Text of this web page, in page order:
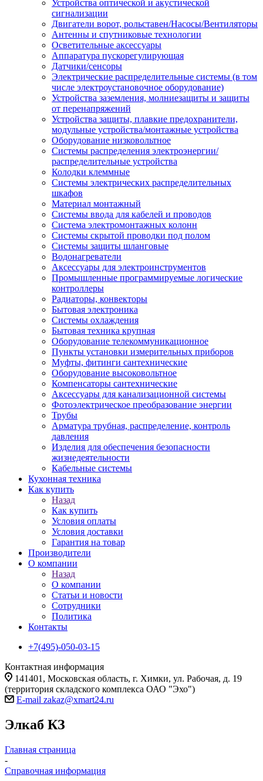
Устройства оптической и акустической
сигнализации
Двигатели ворот, рольставен/Насосы/Вентиляторы
Антенны и спутниковые технологии
Осветительные аксессуары
Аппаратура пускорегулирующая
Датчики/сенсоры
Электрические распределительные системы (в том
числе электроустановочное оборудование)
Устройства заземления, молниезащиты и защиты
от перенапряжений
Устройства защиты, плавкие предохранители,
модульные устройства/монтажные устройства
Оборудование низковольтное
Системы распределения электроэнергии/
распределительные устройства
Колодки клеммные
Системы электрических распределительных
шкафов
Материал монтажный
Системы ввода для кабелей и проводов
Система электромонтажных колонн
Системы скрытой проводки под полом
Системы защиты шланговые
Водонагреватели
Аксессуары для электроинструментов
Промышленные программируемые логические
контроллеры
Радиаторы, конвекторы
Бытовая электроника
Системы охлаждения
Бытовая техника крупная
Оборудование телекоммуникационное
Пункты установки измерительных приборов
Муфты, фитинги сантехнические
Оборудование высоковольтное
Компенсаторы сантехнические
Аксессуары для канализационной системы
Фотоэлектрическое преобразование энергии
Трубы
Арматура трубная, распределение, контроль
давления
Изделия для обеспечения безопасности
жизнедеятельности
Кабельные системы
Кухонная техника
Как купить
Назад
Как купить
Условия оплаты
Условия доставки
Гарантия на товар
Производители
О компании
Назад
О компании
Статьи и новости
Сотрудники
Политика
Контакты
+7(495)-050-03-15
Контактная информация
141401, Московская область, г. Химки, ул. Рабочая, д. 19
(территория складского комплекса ОАО "Эхо")
E-mail zakaz@xmart24.ru
Элкаб КЗ
Главная страница
-
Справочная информация